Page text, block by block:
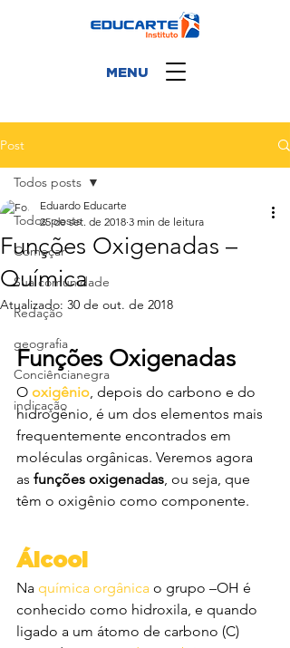
MENU
Post
Todos posts
Começar
Sua comunidade
Redação
geografia
Conciêncianegra
indicação
Todos posts
Funções Oxigenadas –
Química
Eduardo Educarte
25 de set. de 2018 3 min de leitura
Atualizado: 30 de out. de 2018
Funções Oxigenadas
O oxigênio, depois do carbono e do
hidrogênio, é um dos elementos mais
frequentemente encontrados em
moléculas orgânicas. Veremos agora
as funções oxigenadas, ou seja, que
têm o oxigênio como componente.
Álcool
Na química orgânica o grupo –OH é
conhecido como hidroxila, e quando
ligado a um átomo de carbono (C)